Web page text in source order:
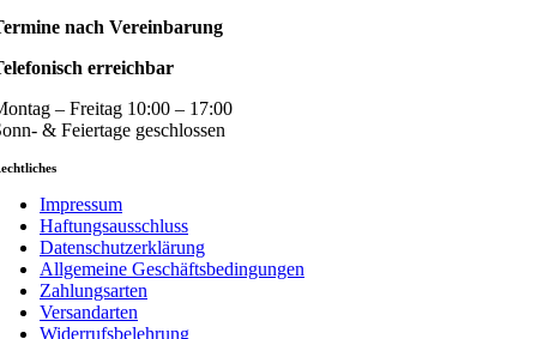
nach Vereinbarung
erreichbar
– Freitag 10:00 – 17:00
& Feiertage geschlossen
Impressum
Haftungsausschluss
Datenschutzerklärung
Allgemeine Geschäftsbedingungen
Zahlungsarten
Versandarten
Widerrufsbelehrung